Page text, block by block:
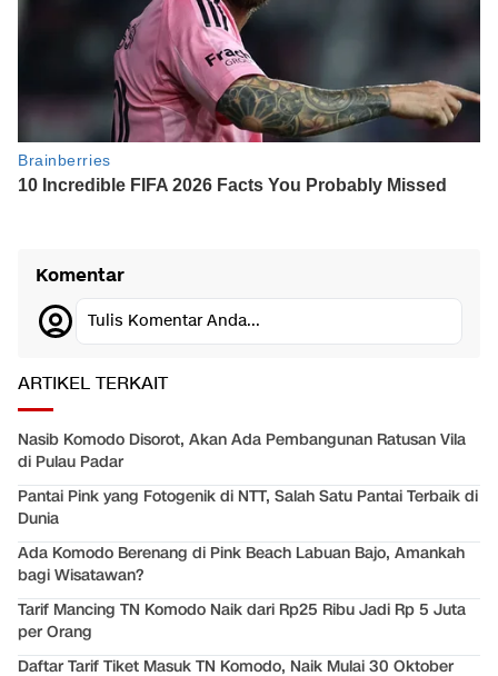
Komentar
Tulis Komentar Anda...
ARTIKEL TERKAIT
Nasib Komodo Disorot, Akan Ada Pembangunan Ratusan Vila
di Pulau Padar
Pantai Pink yang Fotogenik di NTT, Salah Satu Pantai Terbaik di
Dunia
Ada Komodo Berenang di Pink Beach Labuan Bajo, Amankah
bagi Wisatawan?
Tarif Mancing TN Komodo Naik dari Rp25 Ribu Jadi Rp 5 Juta
per Orang
Daftar Tarif Tiket Masuk TN Komodo, Naik Mulai 30 Oktober